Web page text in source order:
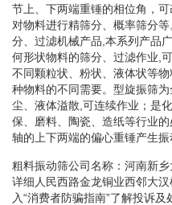
节上、下两端重锤的相位角，
对物料进行精筛分、概率筛分
分、过滤机械产品,本系列产品
何形状物料的筛分、过滤作业,
不同颗粒状、粉状、液体状等
种物料的不同需要。型旋振筛
尘、液体溢散,可连续作业；是
保、磨料、陶瓷、造纸等行业
轴的上下两端的偏心重锤产生振
粗料振动筛公司名称：河南新
详细人民西路金龙铜业西邻大
入“消费者防骗指南”了解投诉